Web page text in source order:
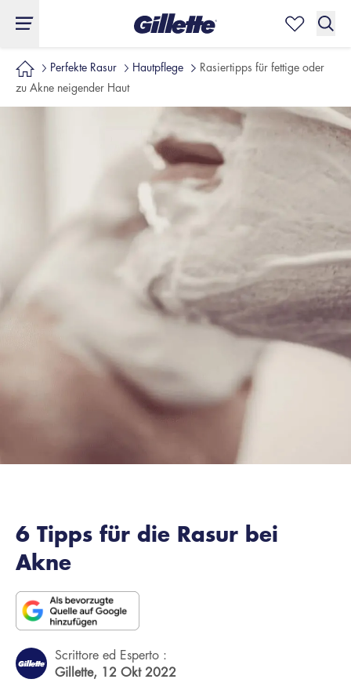
Perfekte Rasur Hautpflege
Rasiertipps für fettige oder
zu Akne neigender Haut
6 Tipps für die Rasur bei
Akne
Scrittore ed Esperto :
Gillette, 12 Okt 2022